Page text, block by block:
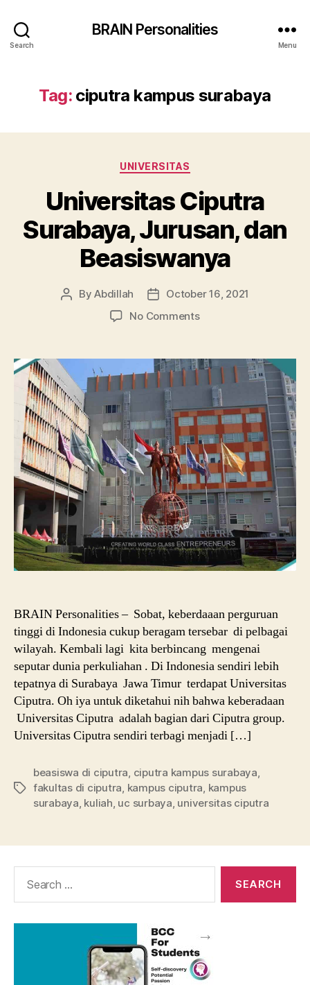
Search
BRAIN Personalities
Menu
Tag: ciputra kampus surabaya
Categories
UNIVERSITAS
Universitas Ciputra
Surabaya, Jurusan, dan
Beasiswanya
PostByAbdillah
PostOctober 16, 2021
No Commentson
Surabaya,
Jurusan,
dan
Beasiswanya
BRAIN Personalities – Sobat, keberdaaan perguruan
tinggi di Indonesia cukup beragam tersebar di pelbagai
wilayah. Kembali lagi kita berbincang mengenai
seputar dunia perkuliahan . Di Indonesia sendiri lebih
tepatnya di Surabaya Jawa Timur terdapat Universitas
Ciputra. Oh iya untuk diketahui nih bahwa keberadaan
Universitas Ciputra adalah bagian dari Ciputra group.
Universitas Ciputra sendiri terbagi menjadi […]
Tags
beasiswa di ciputra ciputra kampus surabaya
fakultas di ciputra kampus ciputra kampus
surabaya kuliah uc surbaya universitas ciputra